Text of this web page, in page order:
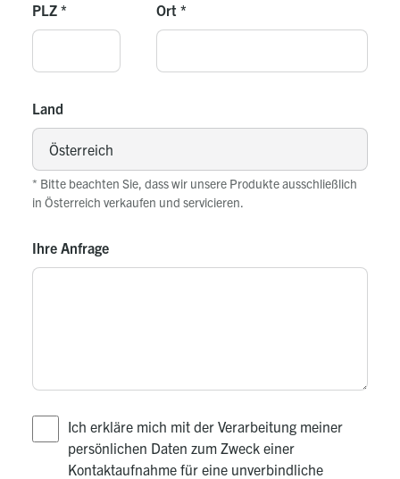
PLZ * Ort *
Land
* Bitte beachten Sie, dass wir unsere Produkte ausschließlich
in Österreich verkaufen und servicieren.
Ihre Anfrage
Ich erkläre mich mit der Verarbeitung meiner
persönlichen Daten zum Zweck einer
Kontaktaufnahme für eine unverbindliche